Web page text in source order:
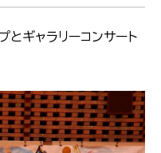
とギャラリーコンサート